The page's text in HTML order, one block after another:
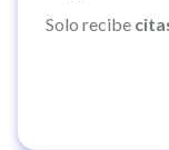
Solo recibe